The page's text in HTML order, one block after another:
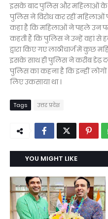
इसके बाद पुलिस और महिलाओं के
पुलिस ने विरोध कर रहीं महिलाओं
कहा है कि महिलाओं ने पहले उन
कहती हैं कि पुलिस ने उन्हें वहां से
द्वारा किए गए लाठीचार्ज में कुछ
इसके साथ ही पुलिस ने करीब डेढ़
पुलिस का कहना है कि इन्हीं
लिए उकसाया था ।
Tags उत्तर प्रदेश
YOU MIGHT LIKE